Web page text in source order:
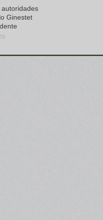
Ginestet